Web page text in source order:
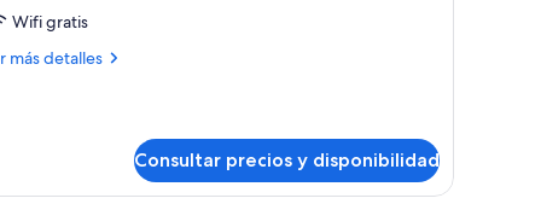
Wifi gratis
más detalles
Consultar precios y disponibilidad